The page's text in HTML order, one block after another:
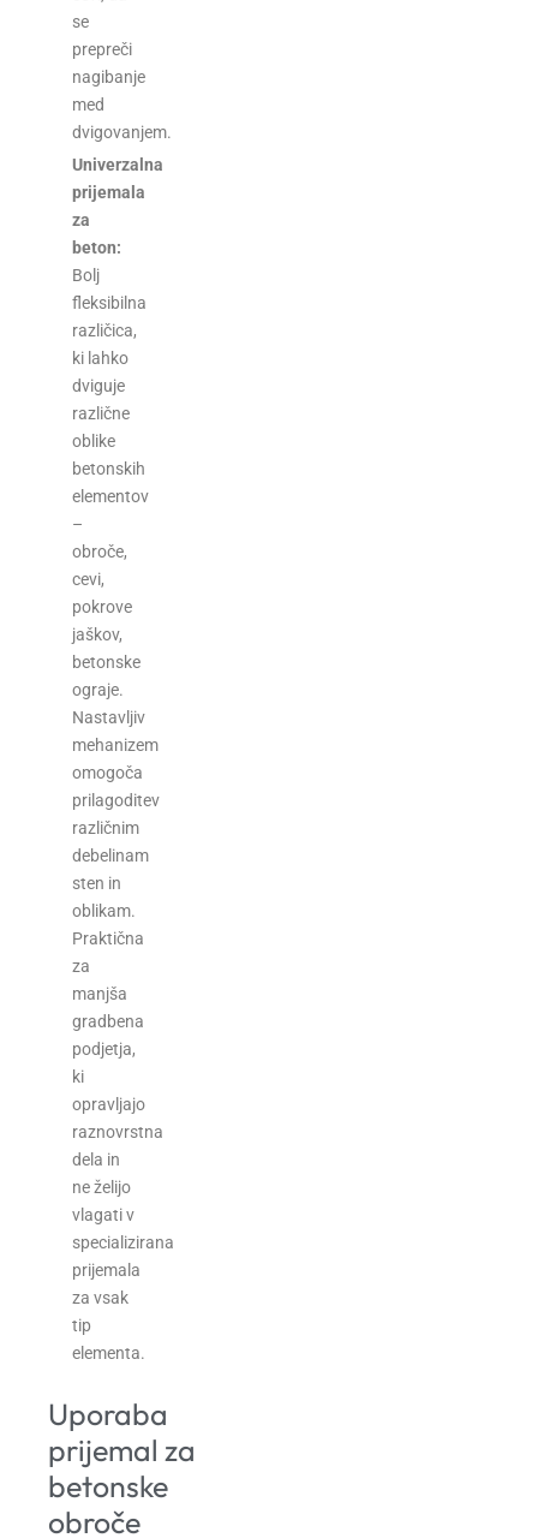
se
prepreči
nagibanje
med
dvigovanjem.
Univerzalna
prijemala
za
beton:
Bolj
fleksibilna
različica,
ki lahko
dviguje
različne
oblike
betonskih
elementov
–
obroče,
cevi,
pokrove
jaškov,
betonske
ograje.
Nastavljiv
mehanizem
omogoča
prilagoditev
različnim
debelinam
sten in
oblikam.
Praktična
za
manjša
gradbena
podjetja,
ki
opravljajo
raznovrstna
dela in
ne želijo
vlagati v
specializirana
prijemala
za vsak
tip
elementa.
Uporaba
prijemal za
betonske
obroče